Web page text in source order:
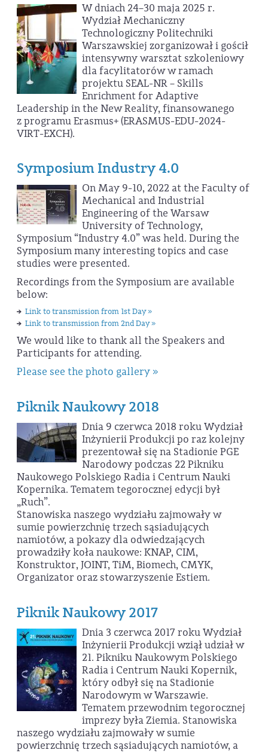
W dniach 24–30 maja 2025 r.
Wydział Mechaniczny
Technologiczny Politechniki
Warszawskiej zorganizował i gościł
intensywny warsztat szkoleniowy
dla facylitatorów w ramach
projektu SEAL-NR – Skills
Enrichment for Adaptive
Leadership in the New Reality, finansowanego
z programu Erasmus+ (ERASMUS-EDU-2024-
VIRT-EXCH).
Symposium Industry 4.0
On May 9-10, 2022 at the Faculty of
Mechanical and Industrial
Engineering of the Warsaw
University of Technology,
Symposium “Industry 4.0” was held. During the
Symposium many interesting topics and case
studies were presented.
Recordings from the Symposium are available
below:
Link to transmission from 1st Day »
Link to transmission from 2nd Day »
We would like to thank all the Speakers and
Participants for attending.
Please see the photo gallery »
Piknik Naukowy 2018
Dnia 9 czerwca 2018 roku Wydział
Inżynierii Produkcji po raz kolejny
prezentował się na Stadionie PGE
Narodowy podczas 22 Pikniku
Naukowego Polskiego Radia i Centrum Nauki
Kopernika. Tematem tegorocznej edycji był
„Ruch”.
Stanowiska naszego wydziału zajmowały w
sumie powierzchnię trzech sąsiadujących
namiotów, a pokazy dla odwiedzających
prowadziły koła naukowe: KNAP, CIM,
Konstruktor, JOINT, TiM, Biomech, CMYK,
Organizator oraz stowarzyszenie Estiem.
Piknik Naukowy 2017
Dnia 3 czerwca 2017 roku Wydział
Inżynierii Produkcji wziął udział w
21. Pikniku Naukowym Polskiego
Radia i Centrum Nauki Kopernik,
który odbył się na Stadionie
Narodowym w Warszawie.
Tematem przewodnim tegorocznej
imprezy była Ziemia. Stanowiska
naszego wydziału zajmowały w sumie
powierzchnię trzech sąsiadujących namiotów, a